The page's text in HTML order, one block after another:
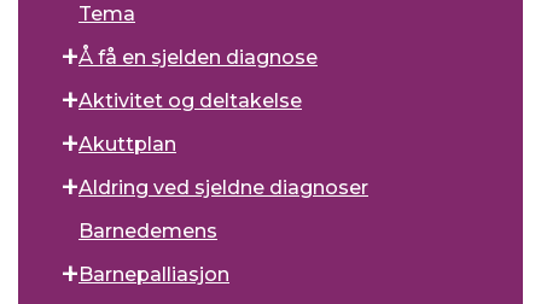
Tema
Å få en sjelden diagnose
Aktivitet og deltakelse
Akuttplan
Aldring ved sjeldne diagnoser
Barnedemens
Barnepalliasjon